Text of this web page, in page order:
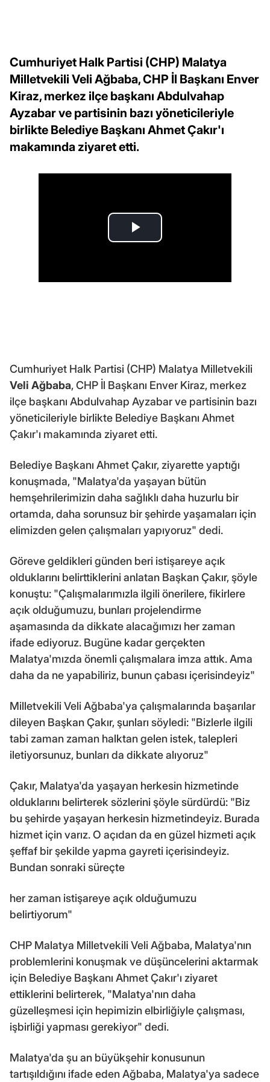
Cumhuriyet Halk Partisi (CHP) Malatya
Milletvekili Veli Ağbaba, CHP İl Başkanı Enver
Kiraz, merkez ilçe başkanı Abdulvahap
Ayzabar ve partisinin bazı yöneticileriyle
birlikte Belediye Başkanı Ahmet Çakır'ı
makamında ziyaret etti.
Cumhuriyet Halk Partisi (CHP) Malatya Milletvekili
Veli Ağbaba, CHP İl Başkanı Enver Kiraz, merkez
ilçe başkanı Abdulvahap Ayzabar ve partisinin bazı
yöneticileriyle birlikte Belediye Başkanı Ahmet
Çakır'ı makamında ziyaret etti.
Belediye Başkanı Ahmet Çakır, ziyarette yaptığı
konuşmada, "Malatya'da yaşayan bütün
hemşehrilerimizin daha sağlıklı daha huzurlu bir
ortamda, daha sorunsuz bir şehirde yaşamaları için
elimizden gelen çalışmaları yapıyoruz" dedi.
Göreve geldikleri günden beri istişareye açık
olduklarını belirttiklerini anlatan Başkan Çakır, şöyle
konuştu: "Çalışmalarımızla ilgili önerilere, fikirlere
açık olduğumuzu, bunları projelendirme
aşamasında da dikkate alacağımızı her zaman
ifade ediyoruz. Bugüne kadar gerçekten
Malatya'mızda önemli çalışmalara imza attık. Ama
daha da ne yapabiliriz, bunun çabası içerisindeyiz"
Milletvekili Veli Ağbaba'ya çalışmalarında başarılar
dileyen Başkan Çakır, şunları söyledi: "Bizlerle ilgili
tabi zaman zaman halktan gelen istek, talepleri
iletiyorsunuz, bunları da dikkate alıyoruz"
Çakır, Malatya'da yaşayan herkesin hizmetinde
olduklarını belirterek sözlerini şöyle sürdürdü: "Biz
bu şehirde yaşayan herkesin hizmetindeyiz. Burada
hizmet için varız. O açıdan da en güzel hizmeti açık
şeffaf bir şekilde yapma gayreti içerisindeyiz.
Bundan sonraki süreçte
her zaman istişareye açık olduğumuzu
belirtiyorum"
CHP Malatya Milletvekili Veli Ağbaba, Malatya'nın
problemlerini konuşmak ve düşüncelerini aktarmak
için Belediye Başkanı Ahmet Çakır'ı ziyaret
ettiklerini belirterek, "Malatya'nın daha
güzelleşmesi için hepimizin elbirliğiyle çalışması,
işbirliği yapması gerekiyor" dedi.
Malatya'da şu an büyükşehir konusunun
tartışıldığını ifade eden Ağbaba, Malatya'ya sadece